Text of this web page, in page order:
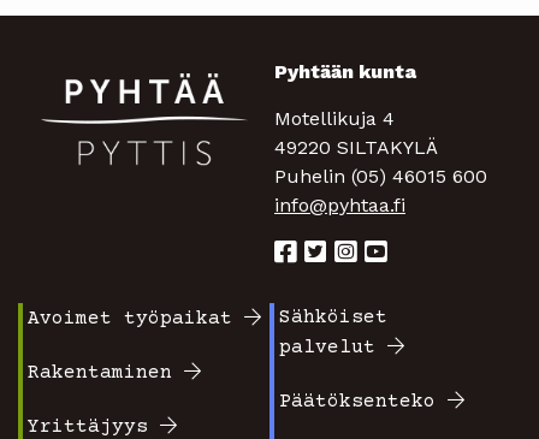
Pyhtään kunta
Motellikuja 4
49220 SILTAKYLÄ
Puhelin (05) 46015 600
info@pyhtaa.fi
valikko
1
Avoimet työpaikat
Rakentaminen
Yrittäjyys
Footer
2
Sähköiset
palvelut
Päätöksenteko